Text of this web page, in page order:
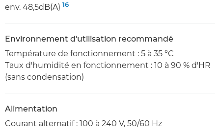
env. 48,5dB(A) 16
Environnement d'utilisation recommandé
Température de fonctionnement : 5 à 35 °C
Taux d'humidité en fonctionnement : 10 à 90 % d'HR
(sans condensation)
Alimentation
Courant alternatif : 100 à 240 V, 50/60 Hz